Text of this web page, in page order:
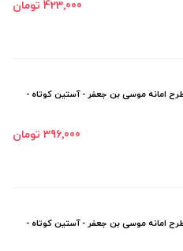
423٬000 تومان
امانه موسی بن جعفر - آستین کوتاه -
396٬000 تومان
امانه موسی بن جعفر - آستین کوتاه -